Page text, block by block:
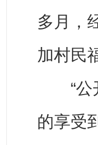
多月，
加村民
“公开
的享受